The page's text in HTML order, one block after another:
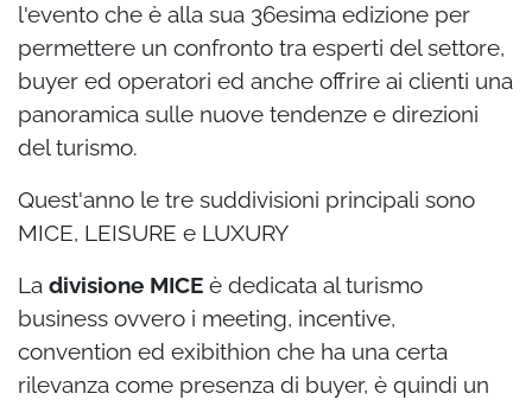
l'evento che è alla sua 36esima edizione per
permettere un confronto tra esperti del settore,
buyer ed operatori ed anche offrire ai clienti una
panoramica sulle nuove tendenze e direzioni
del turismo.
Quest'anno le tre suddivisioni principali sono
MICE, LEISURE e LUXURY
La divisione MICE è dedicata al turismo
business ovvero i meeting, incentive,
convention ed exibithion che ha una certa
rilevanza come presenza di buyer, è quindi un